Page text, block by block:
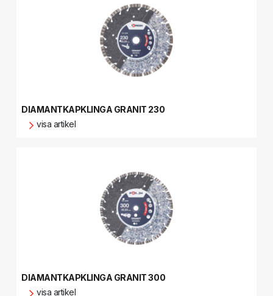
DIAMANTKAPKLINGA GRANIT 230
visa artikel
DIAMANTKAPKLINGA GRANIT 300
visa artikel